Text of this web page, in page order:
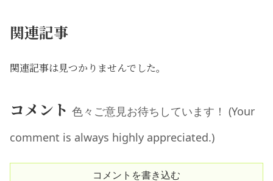
関連記事
関連記事は見つかりませんでした。
コメント 色々ご意見お待ちしています！ (Your
comment is always highly appreciated.)
コメントを書き込む